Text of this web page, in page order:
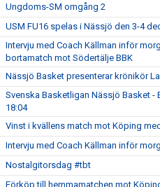
Ungdoms-SM omgång 2
USM FU16 spelas i Nässjö den 3-4
Intervju med Coach Källman inför
bortamatch mot Södertälje BBK
Nässjö Basket presenterar krönikör
Svenska Basketligan Nässjö Basket -
18:04
Vinst i kvällens match mot Köping
Intervju med Coach Källman inför
Nostalgitorsdag #tbt
Förköp till hemmamatchen mot